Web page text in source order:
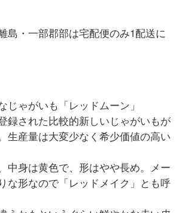
島・一部郡部は宅配便のみ1配送に
じゃがいも「レッドムーン」
録された比較的新しいじゃがいもが
生産量は大変少なく希少価値の高い
中身は黄色で、形はやや長め。メー
な形なので「レッドメイク」とも呼